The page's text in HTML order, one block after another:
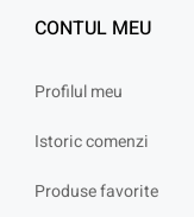
CONTUL MEU
Profilul meu
Istoric comenzi
Produse favorite